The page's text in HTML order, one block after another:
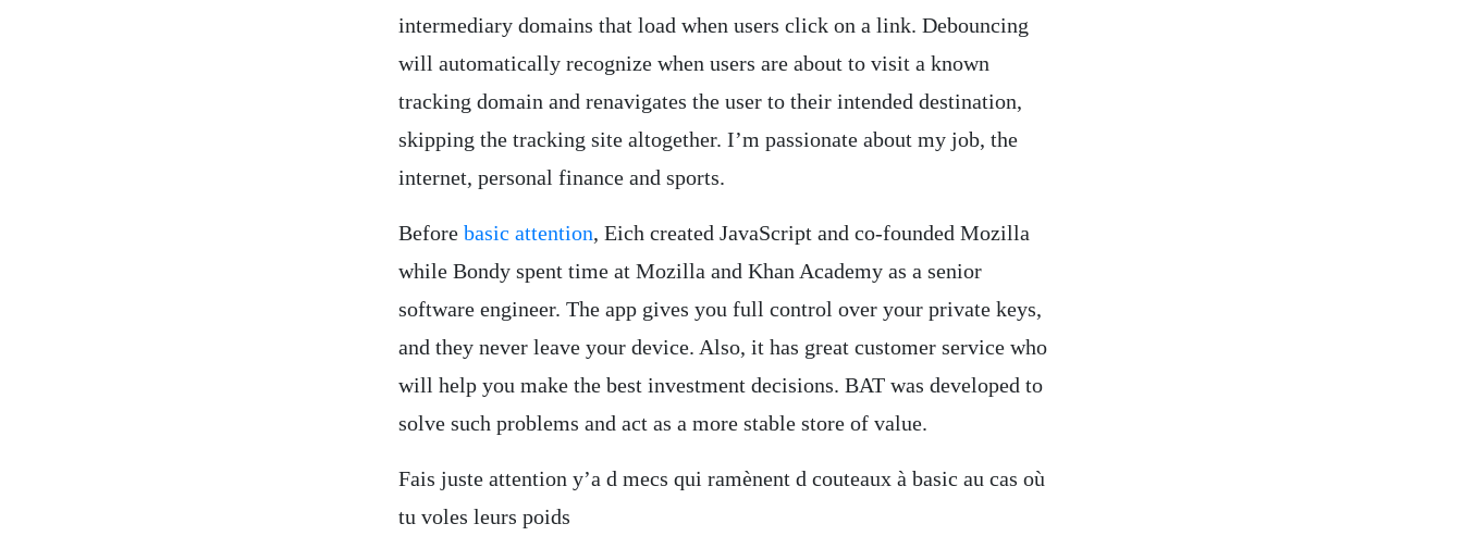
intermediary domains that load when users click on a link. Debouncing
will automatically recognize when users are about to visit a known
tracking domain and renavigates the user to their intended destination,
skipping the tracking site altogether. I’m passionate about my job, the
internet, personal finance and sports.
Beforebasic attention, Eich created JavaScript and co-founded Mozilla
while Bondy spent time at Mozilla and Khan Academy as a senior
software engineer. The app gives you full control over your private keys,
and they never leave your device. Also, it has great customer service who
will help you make the best investment decisions. BAT was developed to
solve such problems and act as a more stable store of value.
Fais juste attention y’a d mecs qui ramènent d couteaux à basic au cas où
tu voles leurs poids